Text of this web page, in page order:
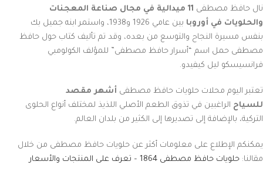
نال حافظ مصطفى
11 ميدالية في مجال صناعة المعجنات
والحلويات في أوروبا
بين عامي 1926 و1938، واستمر ابنه جميل بك
بنفس مسيرة النجاح والتوسع من بعده، وقد تم تأليف كتاب حول حافظ
مصطفى حمل اسم “أسرار حافظ مصطفى” للمؤلف الكولومبي
فرانسيسكو ليل كيفيدو.
تعتبر اليوم محلات حلويات حافظ مصطفى أشهر مقصد
للسياح الراغبين في تذوق الطعم الأصلي اللذيذ لمختلف أنواع الحلوى
التركية، بالإضافة إلى تصديرها إلى الكثير من بلدان العالم.
يمكنكم الإطلاع على معلومات أكثر عن حلويات حافظ مصطفى من خلال
مقالنا: حلويات حافظ مصطفى 1864 – تعرف على المنتجات والأسعار